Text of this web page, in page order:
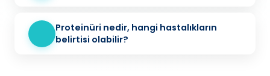
Proteinüri nedir, hangi hastalıkların
belirtisi olabilir?